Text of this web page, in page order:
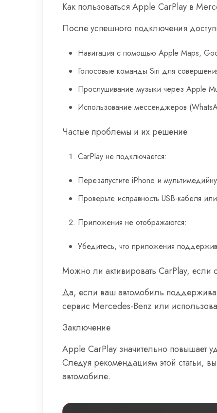
Как пользоваться Apple CarPlay в
После успешного подключения
Навигация с помощью Apple Maps,
Голосовые команды Siri для
Прослушивание музыки через Apple
Использование мессенджеров
Частые проблемы и их решение
CarPlay не подключается:
Перезапустите iPhone и
Проверьте исправность USB-кабеля
Приложения не отображаются:
Убедитесь, что приложения
Можно ли активировать CarPlay, если
Да, если ваш автомобиль
сервис Mercedes-Benz или
Заключение
Apple CarPlay значительно повышает
Следуя рекомендациям этой статьи,
автомобиле.